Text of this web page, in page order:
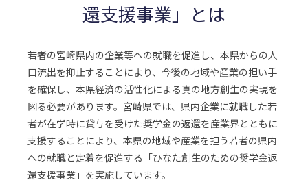
還支援事業」とは
若者の宮崎県内の企業等への就職を促進し、本県からの人
口流出を抑止することにより、今後の地域や産業の担い手
を確保し、本県経済の活性化による真の地方創生の実現を
図る必要があります。宮崎県では、県内企業に就職した若
者が在学時に貸与を受けた奨学金の返還を産業界とともに
支援することにより、本県の地域や産業を担う若者の県内
への就職と定着を促進する「ひなた創生のための奨学金返
還支援事業」を実施しています。